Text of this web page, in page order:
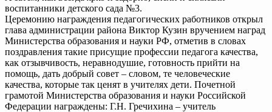
воспитанники детского сада №3.
Церемонию награждения педагогических работников открыл
глава администрации района Виктор Кузин вручением наград
Министерства образования и науки РФ, отметив в словах
поздравления такие присущие профессии педагога качества,
как отзывчивость, неравнодушие, готовность прийти на
помощь, дать добрый совет – словом, те человеческие
качества, которые так ценят в учителях дети. Почетной
грамотой Министерства образования и науки Российской
Федерации награждены: Г.Н. Гречихина – учитель